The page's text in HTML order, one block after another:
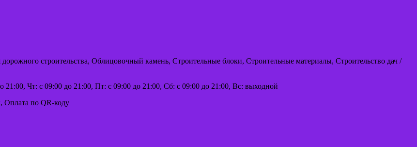
строительства, Облицовочный камень, Строительные блоки, Строительные материалы, Строительство дач /
Чт: с 09:00 до 21:00, Пт: с 09:00 до 21:00, Сб: с 09:00 до 21:00, Вс: выходной
Оплата по QR-коду